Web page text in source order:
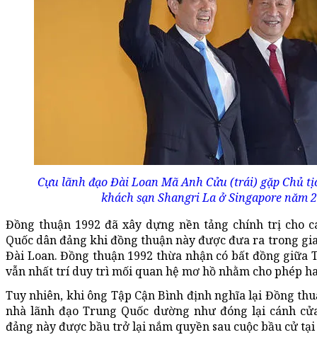
Cựu lãnh đạo Đài Loan Mã Anh Cửu (trái) gặp Chủ
khách sạn Shangri La ở Singapore năm
Đồng thuận 1992 đã xây dựng nền tảng chính trị cho
Quốc dân đảng khi đồng thuận này được đưa ra trong
Đài Loan. Đồng thuận 1992 thừa nhận có bất đồng giữa
vẫn nhất trí duy trì mối quan hệ mơ hồ nhằm cho phép
Tuy nhiên, khi ông Tập Cận Bình định nghĩa lại Đồng
nhà lãnh đạo Trung Quốc dường như đóng lại cánh
đảng này được bầu trở lại nắm quyền sau cuộc bầu cử